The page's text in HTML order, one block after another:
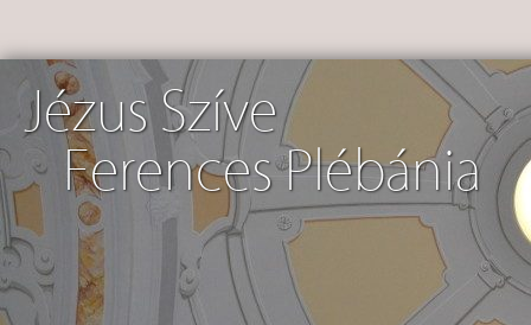
Jézus Szíve
Ferences Plébánia